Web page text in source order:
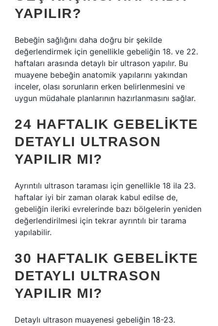
YAPILIR?
Bebeğin sağlığını daha doğru bir şekilde
değerlendirmek için genellikle gebeliğin 18. ve 22.
haftaları arasında detaylı bir ultrason yapılır. Bu
muayene bebeğin anatomik yapılarını yakından
inceler, olası sorunların erken belirlenmesini ve
uygun müdahale planlarının hazırlanmasını sağlar.
24 HAFTALIK GEBELIKTE
DETAYLI ULTRASON
YAPILIR MI?
Ayrıntılı ultrason taraması için genellikle 18 ila 23.
haftalar iyi bir zaman olarak kabul edilse de,
gebeliğin ileriki evrelerinde bazı bölgelerin yeniden
değerlendirilmesi için tekrar ayrıntılı bir tarama
yapılabilir.
30 HAFTALIK GEBELIKTE
DETAYLI ULTRASON
YAPILIR MI?
Detaylı ultrason muayenesi gebeliğin 18-23.